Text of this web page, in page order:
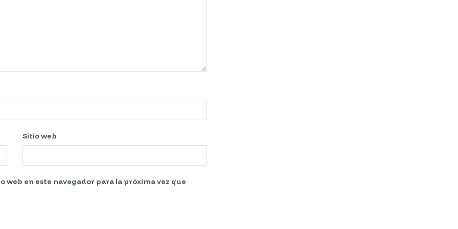
Sitio web
en este navegador para la próxima vez que